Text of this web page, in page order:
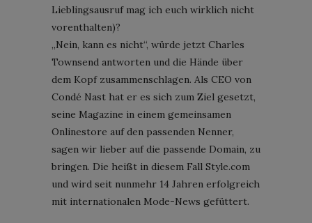
Lieblingsausruf mag ich euch wirklich nicht
vorenthalten)?
„Nein, kann es nicht“, würde jetzt Charles
Townsend antworten und die Hände über
dem Kopf zusammenschlagen. Als CEO von
Condé Nast hat er es sich zum Ziel gesetzt,
seine Magazine in einem gemeinsamen
Onlinestore auf den passenden Nenner,
sagen wir lieber auf die passende Domain, zu
bringen. Die heißt in diesem Fall Style.com
und wird seit nunmehr 14 Jahren erfolgreich
mit internationalen Mode-News gefüttert.